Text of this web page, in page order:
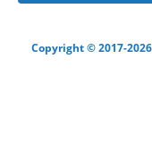
Copyright © 2017-